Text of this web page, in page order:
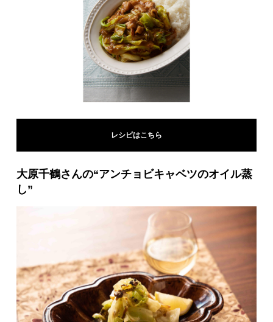
レシピはこちら
大原千鶴さんの“アンチョビキャベツのオイル蒸
し”